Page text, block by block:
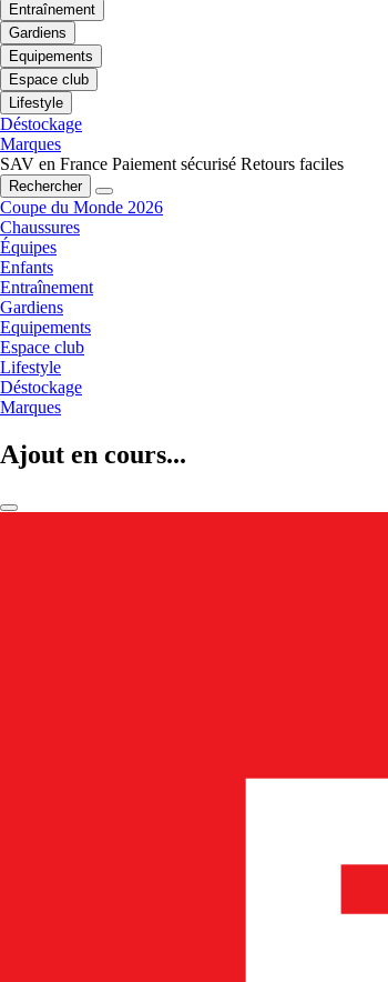
Entraînement
Gardiens
Equipements
Espace club
Lifestyle
Déstockage
Marques
SAV en France Paiement sécurisé Retours faciles
Rechercher
Coupe du Monde 2026
Chaussures
Équipes
Enfants
Entraînement
Gardiens
Equipements
Espace club
Lifestyle
Déstockage
Marques
Ajout en cours...